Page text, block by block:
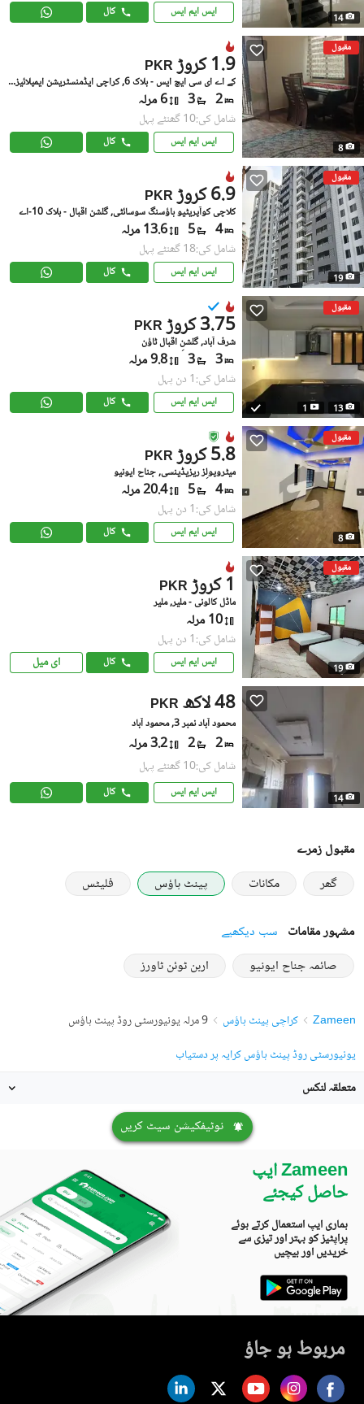
14 ایس ایم ایس کال
مقبول
8
PKR 1.9 کروڑ
کے اے ای سی ایچ ایس - بلاک 6, کراچی ایڈمنسٹریشن ایمپلائیز سوسائٹی
2
3 6 مرلہ
شامل کی:10 گھنٹے پہل
ایس ایم ایس کال
مقبول
19
PKR 6.9 کروڑ
کلاچی کوآپریٹیو ہاؤسنگ سوسائٹی, گلشن اقبال - بلاک 10-اے
4
5 13.6 مرلہ
شامل کی:18 گھنٹے پہل
ایس ایم ایس کال
مقبول
13
1
PKR 3.75 کروڑ
شرف آباد, گلشنِ اقبال ٹاؤن
3
3 9.8 مرلہ
شامل کی:1 دن پہل
ایس ایم ایس کال
مقبول
8
PKR 5.8 کروڑ
میٹروپولِز ریزیڈینسی, جناح ایونیو
4
5 20.4 مرلہ
شامل کی:1 دن پہل
ایس ایم ایس کال
مقبول
19
PKR 1 کروڑ
ماڈل کالونی - ملیر, ملیر
10 مرلہ
شامل کی:1 دن پہل
ایس ایم ایس کال ای میل
14
PKR 48 لاکھ
محمود آباد نمبر 3, محمود آباد
2
2 3.2 مرلہ
شامل کی:10 گھنٹے پہل
ایس ایم ایس کال
مقبول زمرے
گھر
مکانات پینٹ ہاؤس فلیٹس
مشہور مقامات سب دیکھیے
صائمہ جناح ایونیو
اربن ٹوئن ٹاورز
Zameen کراچی پینٹ ہاؤس
9 مرلہ یونیورسٹی روڈ پینٹ ہاؤس
یونیورسٹی روڈ پینٹ ہاؤس کرایہ پر دستیاب
متعلقہ لنکس
نوٹیفکیشن سیٹ کریں
Zameen ایپ
حاصل کیجئے
ہماری ایپ استعمال کرتے ہوئے
پراپٹیز کو بہتر اور تیزی سے
خریدیں اور بیچیں
مربوط ہو جاؤ